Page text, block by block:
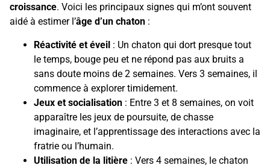
croissance. Voici les principaux signes qui m’ont souvent
aidé à estimer l’âge d’un chaton :
Réactivité et éveil : Un chaton qui dort presque tout
le temps, bouge peu et ne répond pas aux bruits a
sans doute moins de 2 semaines. Vers 3 semaines, il
commence à explorer timidement.
Jeux et socialisation : Entre 3 et 8 semaines, on voit
apparaître les jeux de poursuite, de chasse
imaginaire, et l’apprentissage des interactions avec la
fratrie ou l’humain.
Utilisation de la litière : Vers 4 semaines, le chaton